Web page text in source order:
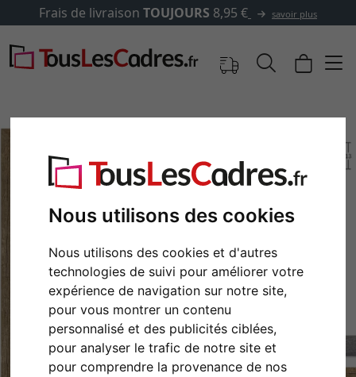
Nous utilisons des cookies
Nous utilisons des cookies et d'autres
technologies de suivi pour améliorer votre
expérience de navigation sur notre site,
pour vous montrer un contenu
personnalisé et des publicités ciblées,
pour analyser le trafic de notre site et
pour comprendre la provenance de nos
de livraisonTOUJOURS 8,95 € savoir plus
Retour